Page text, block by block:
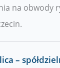
na obwody
–